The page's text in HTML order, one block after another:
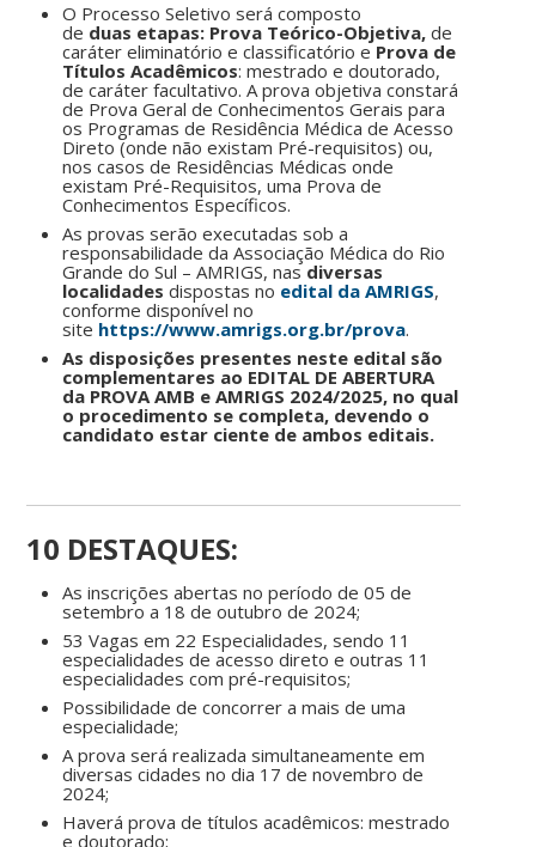
O Processo Seletivo será composto
de duas etapas: Prova Teórico-Objetiva,de
caráter eliminatório e classificatório e Prova de
Títulos Acadêmicos: mestrado e doutorado,
de caráter facultativo. A prova objetiva constará
de Prova Geral de Conhecimentos Gerais para
os Programas de Residência Médica de Acesso
Direto (onde não existam Pré-requisitos) ou,
nos casos de Residências Médicas onde
existam Pré-Requisitos, uma Prova de
Conhecimentos Específicos.
As provas serão executadas sob a
responsabilidade da Associação Médica do Rio
Grande do Sul – AMRIGS, nas diversas
localidades dispostas no edital da AMRIGS,
conforme disponível no
site https://www.amrigs.org.br/prova.
As disposições presentes neste edital são
complementares ao EDITAL DE ABERTURA
da PROVA AMB e AMRIGS 2024/2025, no qual
o procedimento se completa, devendo o
candidato estar ciente de ambos editais.
10 DESTAQUES:
As inscrições abertas no período de 05 de
setembro a 18 de outubro de 2024;
53 Vagas em 22 Especialidades, sendo 11
especialidades de acesso direto e outras 11
especialidades com pré-requisitos;
Possibilidade de concorrer a mais de uma
especialidade;
A prova será realizada simultaneamente em
diversas cidades no dia 17 de novembro de
2024;
Haverá prova de títulos acadêmicos: mestrado
e doutorado;